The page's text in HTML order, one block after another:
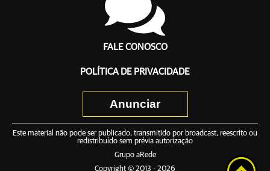
FALE CONOSCO
POLÍTICA DE PRIVACIDADE
Anunciar
Este material não pode ser publicado, transmitido por broadcast, reescrito ou
redistribuído sem prévia autorização
Grupo aRede
Copyright © 2013 - 2026